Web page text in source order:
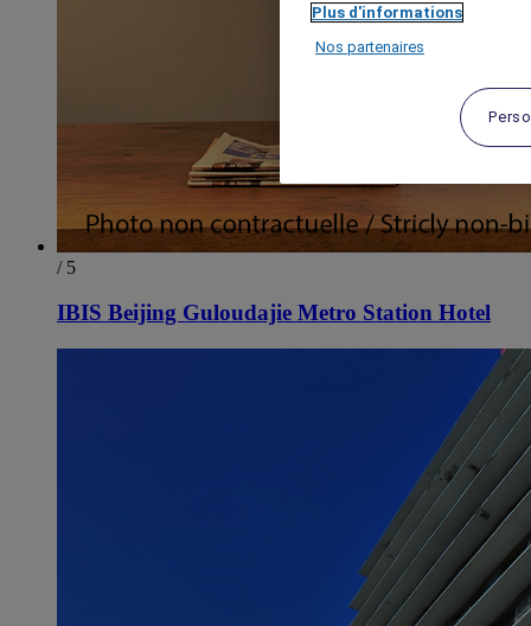
/ 5
IBIS Beijing Guloudajie Metro Station Hotel
Plus d'informations
Nos partenaires